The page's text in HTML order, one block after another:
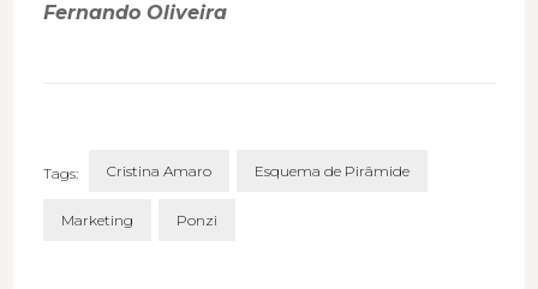
Fernando Oliveira
Tags: Cristina Amaro Esquema de Pirâmide
Marketing Ponzi